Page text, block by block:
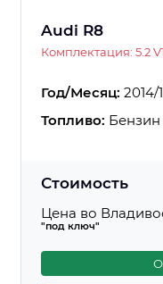
Audi R8
Комплектация: 5.2
Год/Месяц: 2014/
Топливо: Бензин
Стоимость
Цена во
"под ключ"